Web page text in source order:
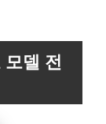
델 전